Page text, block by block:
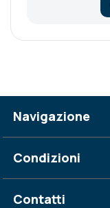
Navigazione
Condizioni
Contatti